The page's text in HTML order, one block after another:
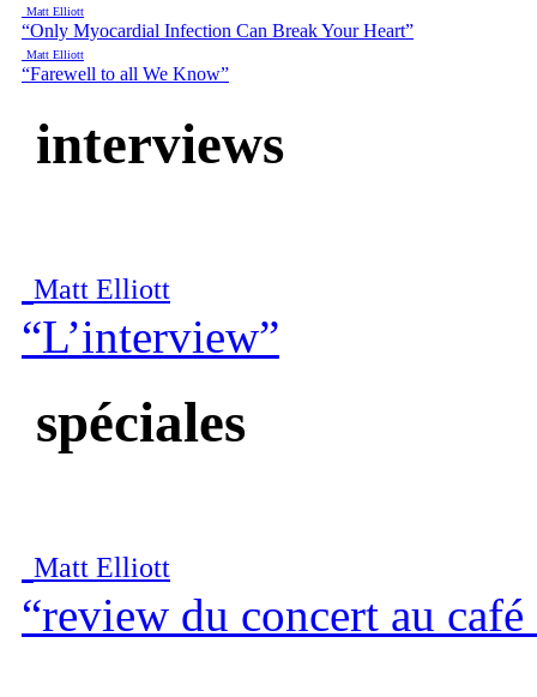
Matt Elliott
“Only Myocardial Infection Can Break Your Heart”
Matt Elliott
“Farewell to all We Know”
interviews
Matt Elliott
“L’interview”
spéciales
Matt Elliott
“review du concert au